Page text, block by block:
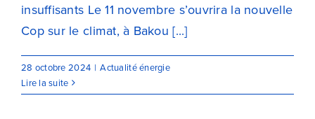
insuffisants Le 11 novembre s’ouvrira la nouvelle
Cop sur le climat, à Bakou [...]
28 octobre 2024 | Actualité énergie
Lire la suite